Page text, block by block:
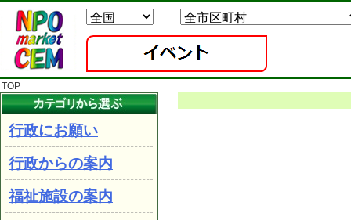
TOP
行政にお願い
行政からの案内
福祉施設の案内